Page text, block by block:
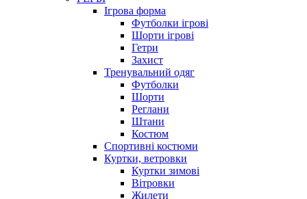
Ігрова форма
Футболки ігрові
Шорти ігрові
Гетри
Захист
Тренувальний одяг
Футболки
Шорти
Реглани
Штани
Костюм
Спортивні костюми
Куртки, ветровки
Куртки зимові
Вітровки
Жилети